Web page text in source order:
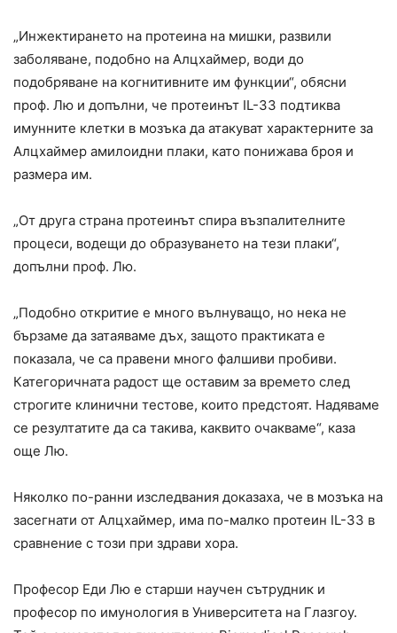
„Инжектирането на протеина на мишки, развили
заболяване, подобно на Алцхаймер, води до
подобряване на когнитивните им функции“, обясни
проф. Лю и допълни, че протеинът IL-33 подтиква
имунните клетки в мозъка да атакуват характерните за
Алцхаймер амилоидни плаки, като понижава броя и
размера им.
„От друга страна протеинът спира възпалителните
процеси, водещи до образуването на тези плаки“,
допълни проф. Лю.
„Подобно откритие е много вълнуващо, но нека не
бързаме да затаяваме дъх, защото практиката е
показала, че са правени много фалшиви пробиви.
Категоричната радост ще оставим за времето след
строгите клинични тестове, които предстоят. Надяваме
се резултатите да са такива, каквито очакваме“, каза
още Лю.
Няколко по-ранни изследвания доказаха, че в мозъка на
засегнати от Алцхаймер, има по-малко протеин IL-33 в
сравнение с този при здрави хора.
Професор Еди Лю е старши научен сътрудник и
професор по имунология в Университета на Глазгоу.